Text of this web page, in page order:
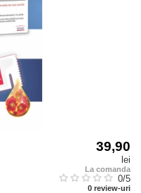
39,90
lei
La comanda
0/5
0 review-uri